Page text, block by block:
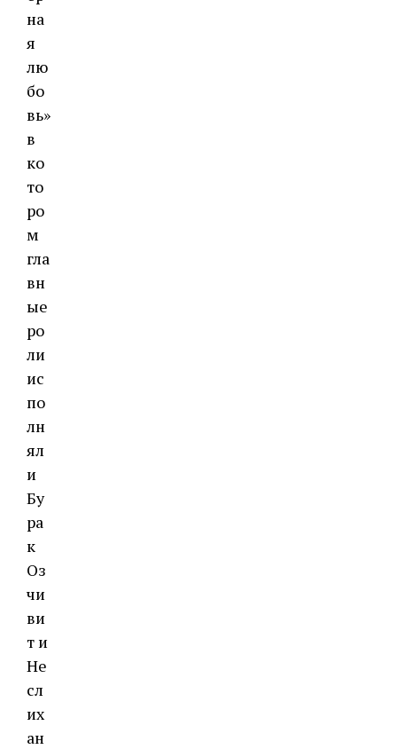
на
я
лю
бо
вь»
в
ко
то
ро
м
гла
вн
ые
ро
ли
ис
по
лн
ял
и
Бу
ра
к
Оз
чи
ви
т и
Не
сл
их
ан